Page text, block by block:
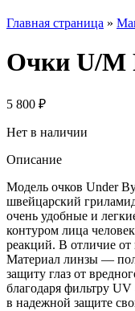
Главная страница »
Очки U/M
5 800 ₽
Нет в наличии
Описание
Модель очков Under
швейцарский
очень удобные и
контуром лица
реакций. В отличие от
Материал линзы —
защиту глаз от
благодаря фильтру
в надежной защите